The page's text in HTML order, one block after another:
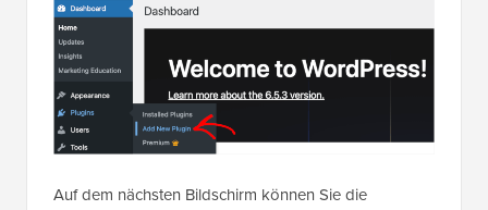
Auf dem nächsten Bildschirm können Sie die